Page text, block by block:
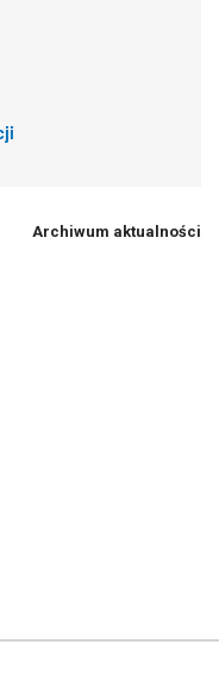
Archiwum aktualności